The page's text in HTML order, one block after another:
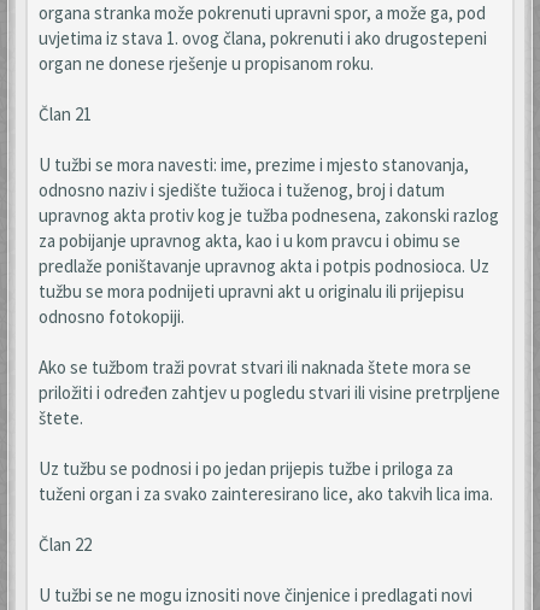
organa stranka može pokrenuti upravni spor, a može ga, pod
uvjetima iz stava 1. ovog člana, pokrenuti i ako drugostepeni
organ ne donese rješenje u propisanom roku.
Član 21
U tužbi se mora navesti: ime, prezime i mjesto stanovanja,
odnosno naziv i sjedište tužioca i tuženog, broj i datum
upravnog akta protiv kog je tužba podnesena, zakonski razlog
za pobijanje upravnog akta, kao i u kom pravcu i obimu se
predlaže poništavanje upravnog akta i potpis podnosioca. Uz
tužbu se mora podnijeti upravni akt u originalu ili prijepisu
odnosno fotokopiji.
Ako se tužbom traži povrat stvari ili naknada štete mora se
priložiti i određen zahtjev u pogledu stvari ili visine pretrpljene
štete.
Uz tužbu se podnosi i po jedan prijepis tužbe i priloga za
tuženi organ i za svako zainteresirano lice, ako takvih lica ima.
Član 22
U tužbi se ne mogu iznositi nove činjenice i predlagati novi